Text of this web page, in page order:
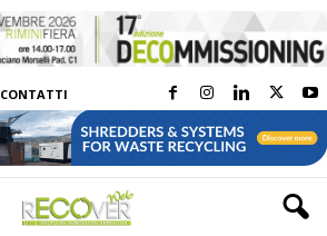
CONTATTI